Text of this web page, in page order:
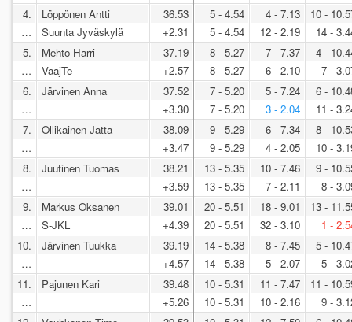
4.
…
Löppönen Antti
Suunta Jyväskylä
36.53
+2.31
5 - 4.54
5 - 4.54
4 - 7.13
12 - 2.19
10 -
14 -
5.
…
Mehto Harri
VaajTe
37.19
+2.57
8 - 5.27
8 - 5.27
7 - 7.37
6 - 2.10
4 -
7 -
6.
…
Järvinen Anna
37.52
+3.30
7 - 5.20
7 - 5.20
5 - 7.24
3 - 2.04
6 -
11 -
7.
…
Ollikainen Jatta
38.09
+3.47
9 - 5.29
9 - 5.29
6 - 7.34
4 - 2.05
8 -
10 -
8.
…
Juutinen Tuomas
38.21
+3.59
13 - 5.35
13 - 5.35
10 - 7.46
7 - 2.11
9 -
8 -
9.
…
Markus Oksanen
S-JKL
39.01
+4.39
20 - 5.51
20 - 5.51
18 - 9.01
32 - 3.10
13 -
1 -
10.
…
Järvinen Tuukka
39.19
+4.57
14 - 5.38
14 - 5.38
8 - 7.45
5 - 2.07
5 -
5 -
11.
…
Pajunen Kari
39.48
+5.26
10 - 5.31
10 - 5.31
11 - 7.47
10 - 2.16
11 -
9 -